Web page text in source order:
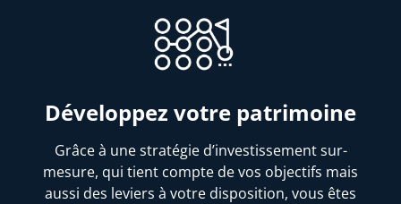
Développez votre patrimoine
Grâce à une stratégie d’investissement sur-
mesure, qui tient compte de vos objectifs mais
aussi des leviers à votre disposition, vous êtes